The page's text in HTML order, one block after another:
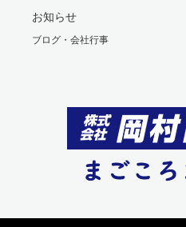
お知らせ
ブログ・会社行事